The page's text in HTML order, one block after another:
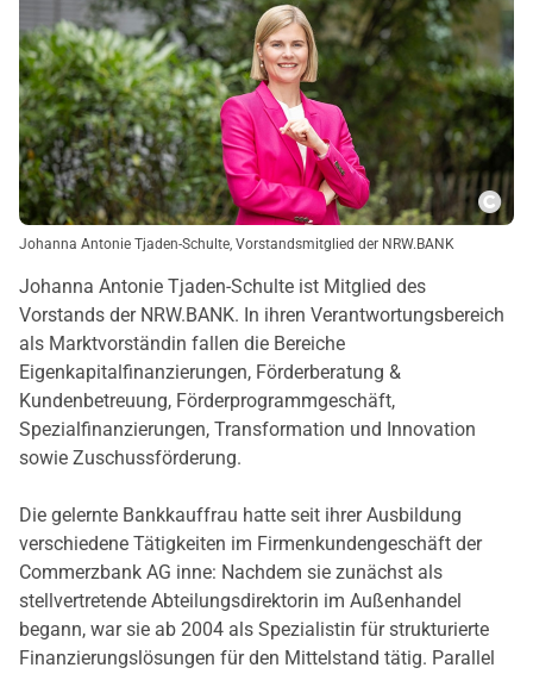
Johanna Antonie Tjaden-Schulte, Vorstandsmitglied der NRW.BANK
Johanna Antonie Tjaden-Schulte ist Mitglied des
Vorstands der NRW.BANK. In ihren Verantwortungsbereich
als Marktvorständin fallen die Bereiche
Eigenkapitalfinanzierungen, Förderberatung &
Kundenbetreuung, Förderprogrammgeschäft,
Spezialfinanzierungen, Transformation und Innovation
sowie Zuschussförderung.
Die gelernte Bankkauffrau hatte seit ihrer Ausbildung
verschiedene Tätigkeiten im Firmenkundengeschäft der
Commerzbank AG inne: Nachdem sie zunächst als
stellvertretende Abteilungsdirektorin im Außenhandel
begann, war sie ab 2004 als Spezialistin für strukturierte
Finanzierungslösungen für den Mittelstand tätig. Parallel